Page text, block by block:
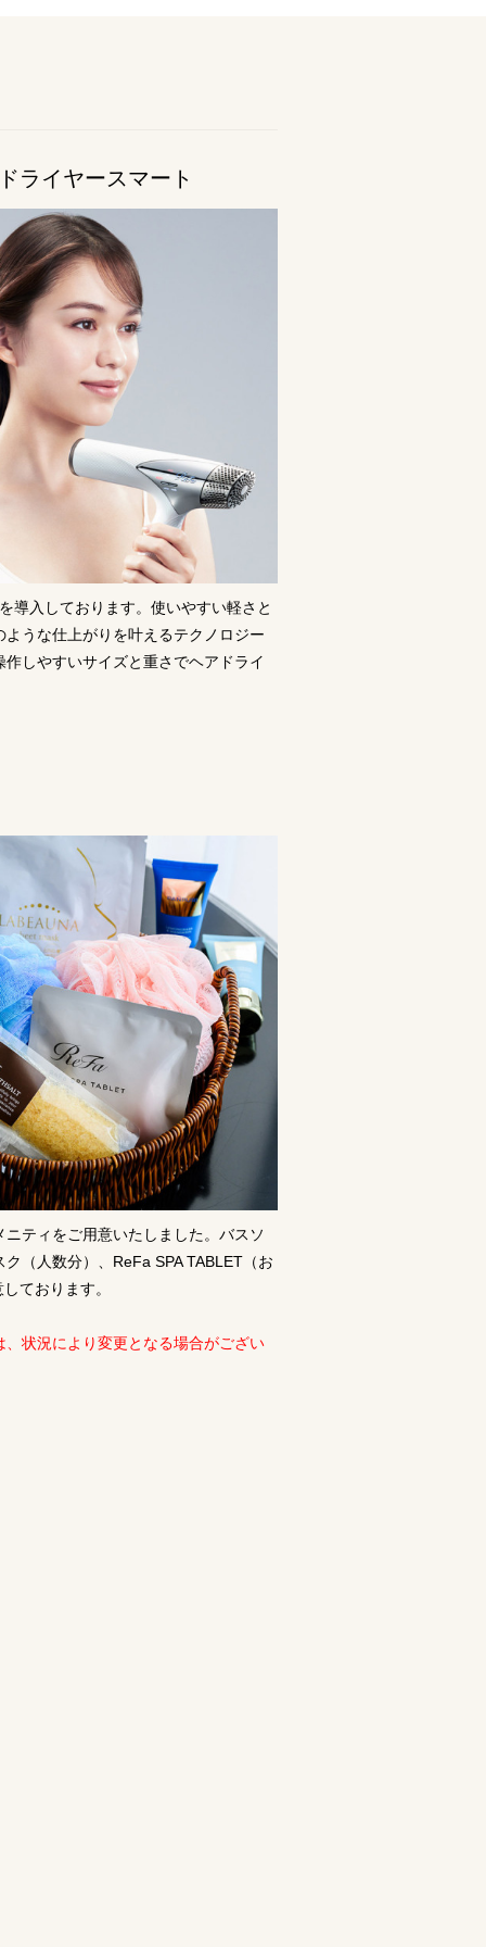
ライヤースマート
導入しております。使いやすい軽さと
うな仕上がりを叶えるテクノロジー
しやすいサイズと重さでヘアドライ
ティをご用意いたしました。バスソ
（人数分）、ReFa SPA TABLET（お
ております。
状況により変更となる場合がござい